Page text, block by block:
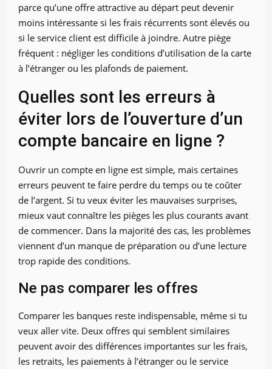
parce qu’une offre attractive au départ peut devenir
moins intéressante si les frais récurrents sont élevés ou
si le service client est difficile à joindre. Autre piège
fréquent : négliger les conditions d’utilisation de la carte
à l’étranger ou les plafonds de paiement.
Quelles sont les erreurs à
éviter lors de l’ouverture d’un
compte bancaire en ligne ?
Ouvrir un compte en ligne est simple, mais certaines
erreurs peuvent te faire perdre du temps ou te coûter
de l’argent. Si tu veux éviter les mauvaises surprises,
mieux vaut connaître les pièges les plus courants avant
de commencer. Dans la majorité des cas, les problèmes
viennent d’un manque de préparation ou d’une lecture
trop rapide des conditions.
Ne pas comparer les offres
Comparer les banques reste indispensable, même si tu
veux aller vite. Deux offres qui semblent similaires
peuvent avoir des différences importantes sur les frais,
les retraits, les paiements à l’étranger ou le service